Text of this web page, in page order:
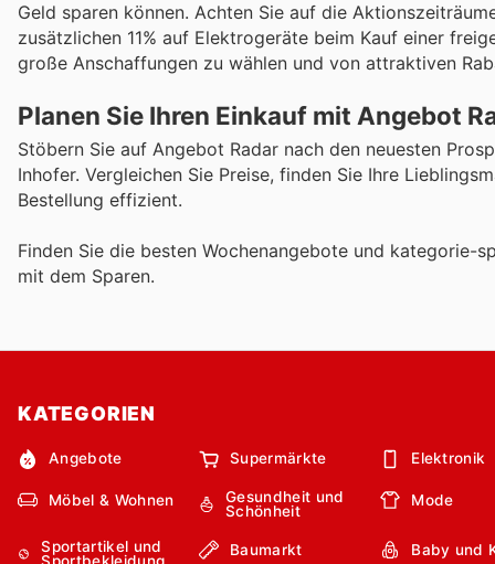
Geld sparen können. Achten Sie auf die
zusätzlichen 11% auf Elektrogeräte beim Kauf einer
große Anschaffungen zu wählen und von attraktiven
Planen Sie Ihren Einkauf mit Angebot
Stöbern Sie auf Angebot Radar nach den neuesten
Inhofer. Vergleichen Sie Preise, finden Sie Ihre
Bestellung effizient.
Finden Sie die besten Wochenangebote und kategorie-
mit dem Sparen.
KATEGORIEN
Angebote Supermärkte Elektronik
Möbel & Wohnen
Gesundheit und
Schönheit
Mode
Sportartikel und
Baumarkt Baby und